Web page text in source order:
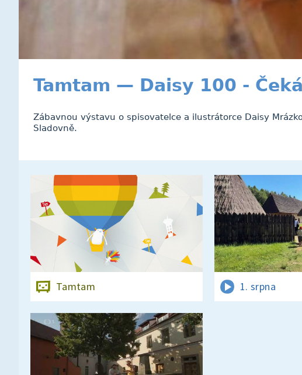
Tamtam — Daisy 100 -
Zábavnou výstavu o spisovatelce a ilustrátorce Daisy
Sladovně.
Tamtam 1. srpna